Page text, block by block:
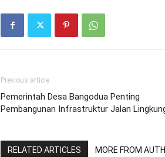
Previous article
Pemerintah Desa Bangodua Penting
Pembangunan Infrastruktur Jalan
RELATED ARTICLES MORE FROM